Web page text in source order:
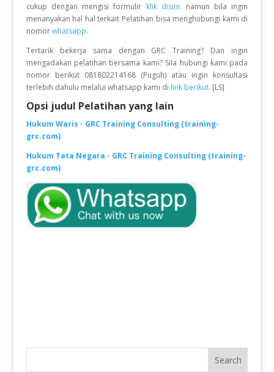
cukup dengan mengisi formulir klik disini. namun bila ingin
menanyakan hal hal terkait Pelatihan bisa menghubungi kami di
nomor whatsapp.
Tertarik bekerja sama dengan GRC Training? Dan ingin
mengadakan pelatihan bersama kami? Sila hubungi kami pada
nomor berikut 081802214168 (Puguh) atau ingin konsultasi
terlebih dahulu melalui whatsapp kami di link berikut. [LS]
Opsi judul Pelatihan yang lain
Hukum Waris - GRC Training Consulting (training-
grc.com)
Hukum Tata Negara - GRC Training Consulting (training-
grc.com)